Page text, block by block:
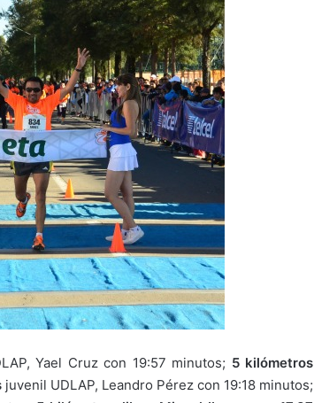
Yael Cruz con 19:57 minutos; 5 kilómetros
juvenil UDLAP, Leandro Pérez con 19:18 minutos;